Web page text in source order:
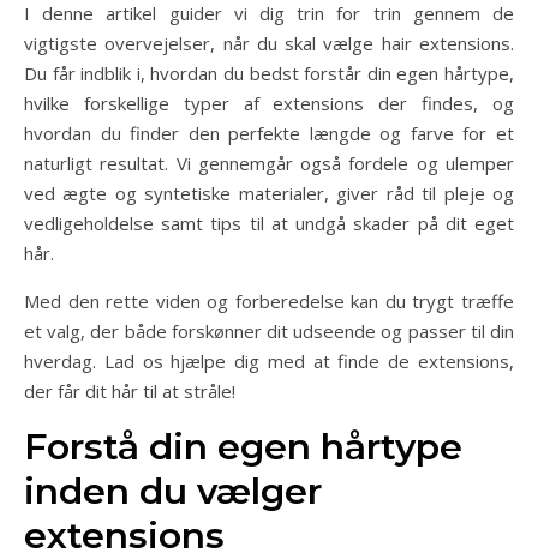
I denne artikel guider vi dig trin for trin gennem de
vigtigste overvejelser, når du skal vælge hair extensions.
Du får indblik i, hvordan du bedst forstår din egen hårtype,
hvilke forskellige typer af extensions der findes, og
hvordan du finder den perfekte længde og farve for et
naturligt resultat. Vi gennemgår også fordele og ulemper
ved ægte og syntetiske materialer, giver råd til pleje og
vedligeholdelse samt tips til at undgå skader på dit eget
hår.
Med den rette viden og forberedelse kan du trygt træffe
et valg, der både forskønner dit udseende og passer til din
hverdag. Lad os hjælpe dig med at finde de extensions,
der får dit hår til at stråle!
Forstå din egen hårtype
inden du vælger
extensions